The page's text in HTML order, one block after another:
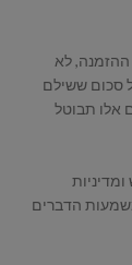
ההזמנה, לא
סכום ששילם
אלו תבוטל
הדברים